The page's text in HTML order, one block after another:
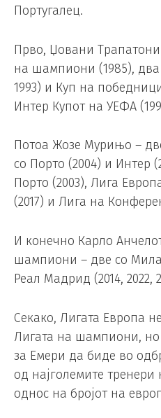
Португалец.
Прво, Џовани Трапатони
на шампиони (1985), два
1993) и Куп на
Интер Купот на УЕФА
Потоа Жозе Мурињо –
со Порто (2004) и Интер
Порто (2003), Лига
(2017) и Лига на
И конечно Карло
шампиони – две со
Реал Мадрид (2014, 2022,
Секако, Лигата Европа
Лигата на шампиони, но
за Емери да биде во
од најголемите
однос на бројот на